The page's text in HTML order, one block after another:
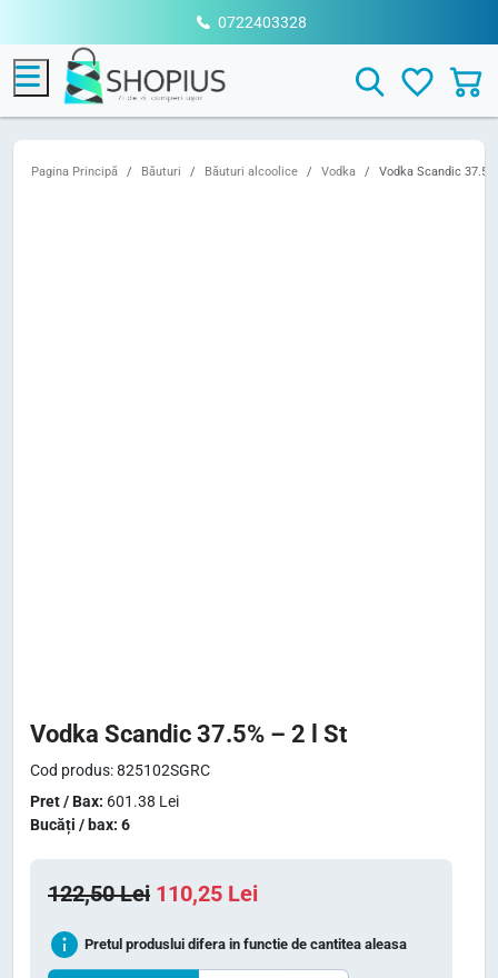
0722403328
Menu Search
Pagina Principă Băuturi Băuturi alcoolice Vodka Vodka Scandic
Vodka Scandic 37.5% – 2 l St
Cod produs: 825102SGRC
Pret / Bax: 601.38 Lei
Bucăți / bax: 6
122,50Lei P
110,25 LeiP
Pretul produslui difera in functie de cantitea aleasa